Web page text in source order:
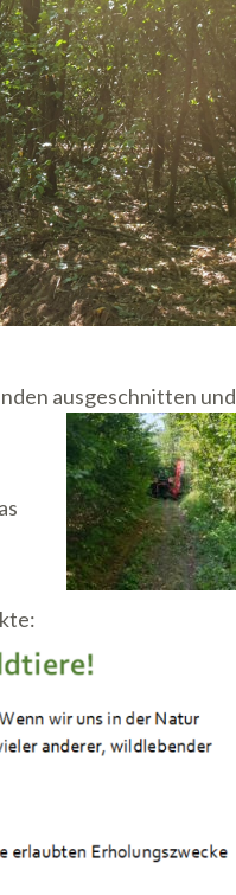
ausgeschnitten und